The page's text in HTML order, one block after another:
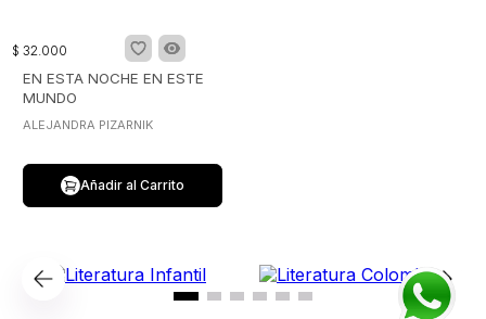
$ 32.000
EN ESTA NOCHE EN ESTE
MUNDO
ALEJANDRA PIZARNIK
Añadir al Carrito